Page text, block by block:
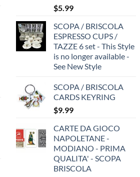
$5.99
SCOPA / BRISCOLA
ESPRESSO CUPS /
TAZZE 6 set - This Style
is no longer available -
See New Style
SCOPA / BRISCOLA
CARDS KEYRING
$9.99
CARTE DA GIOCO
NAPOLETANE -
MODIANO - PRIMA
QUALITA' - SCOPA
BRISCOLA